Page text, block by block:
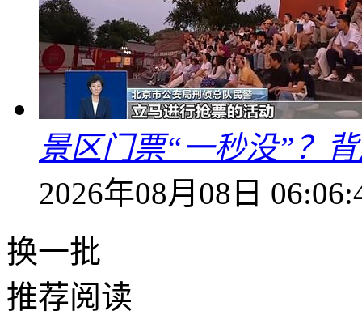
景区门票“一秒没”？
2026年08月08日
换一批
推荐阅读